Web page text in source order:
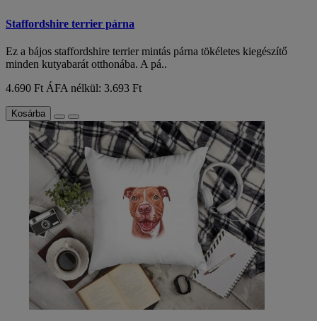
Staffordshire terrier párna
Ez a bájos staffordshire terrier mintás párna tökéletes kiegészítő
minden kutyabarát otthonába. A pá..
4.690 Ft ÁFA nélkül: 3.693 Ft
Kosárba